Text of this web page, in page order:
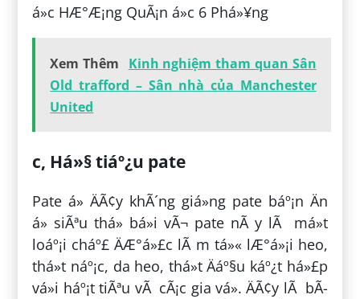
á»c HÆ°Æ¡ng QuÃ¡n á»c 6 Phá»¥ng
Xem Thêm
Kinh nghiệm tham quan Sân
Old trafford – Sân nhà của Manchester
United
c, Há»§ tiáº¿u pate
Pate á» ÄÃ¢y khÃ´ng giá»ng pate báº¡n Än
á» siÃªu thá» bá»i vÃ¬ pate nÃ y lÃ má»t
loáº¡i cháº£ ÄÆ°á»£c lÃ m tá»« lÆ°á»¡i heo,
thá»t náº¡c, da heo, thá»t Äáº§u káº¿t há»£p
vá»i háº¡t tiÃªu vÃ cÃ¡c gia vá». ÄÃ¢y lÃ bÃ­